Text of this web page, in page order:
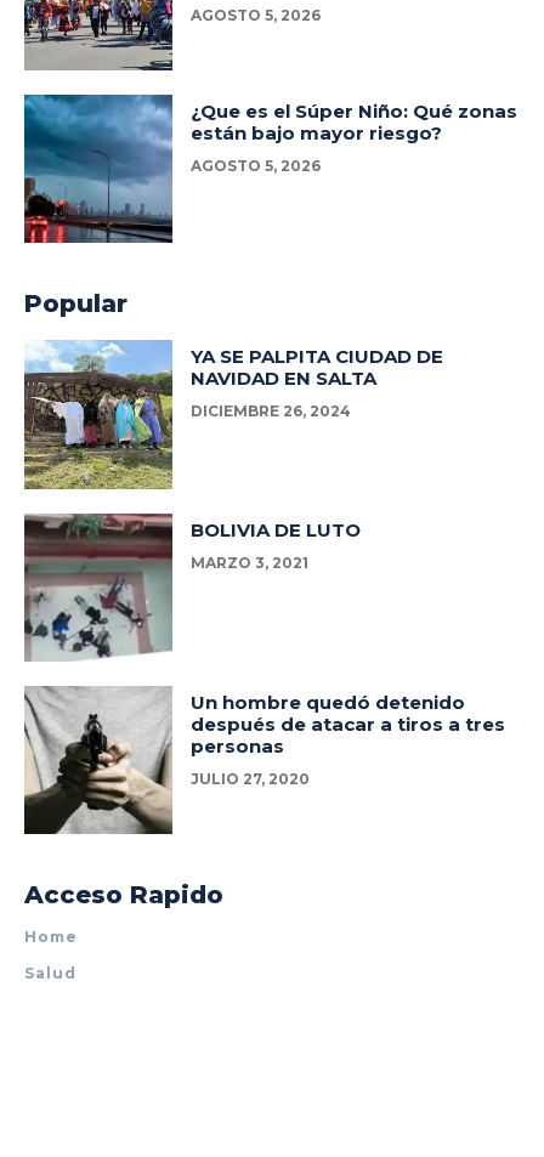
AGOSTO 5, 2026
¿Que es el Súper Niño: Qué zonas
están bajo mayor riesgo?
AGOSTO 5, 2026
Popular
YA SE PALPITA CIUDAD DE
NAVIDAD EN SALTA
DICIEMBRE 26, 2024
BOLIVIA DE LUTO
MARZO 3, 2021
Un hombre quedó detenido
después de atacar a tiros a tres
personas
JULIO 27, 2020
Acceso Rapido
Home
Salud